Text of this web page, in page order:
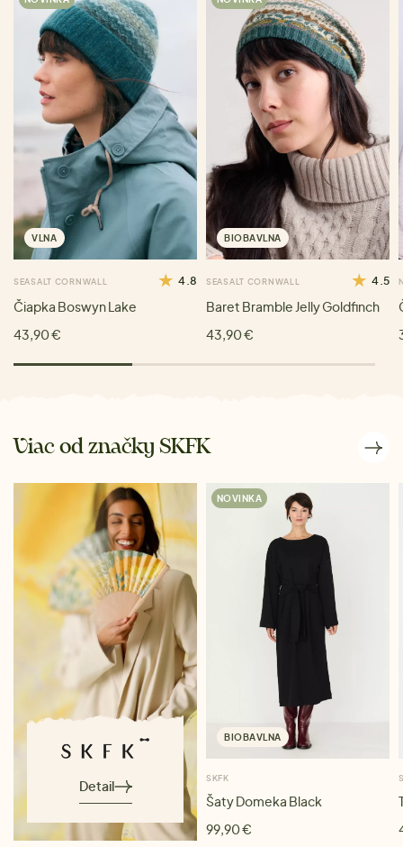
VLNA
SEASALT CORNWALL 4.8
Čiapka Boswyn Lake
43,90 €
BIOBAVLNA
SEASALT CORNWALL 4.5
Baret Bramble Jelly Goldfinch
43,90 €
Viac od značky SKFK
Detail
NOVINKA
BIOBAVLNA
SKFK
Šaty Domeka Black
99,90 €